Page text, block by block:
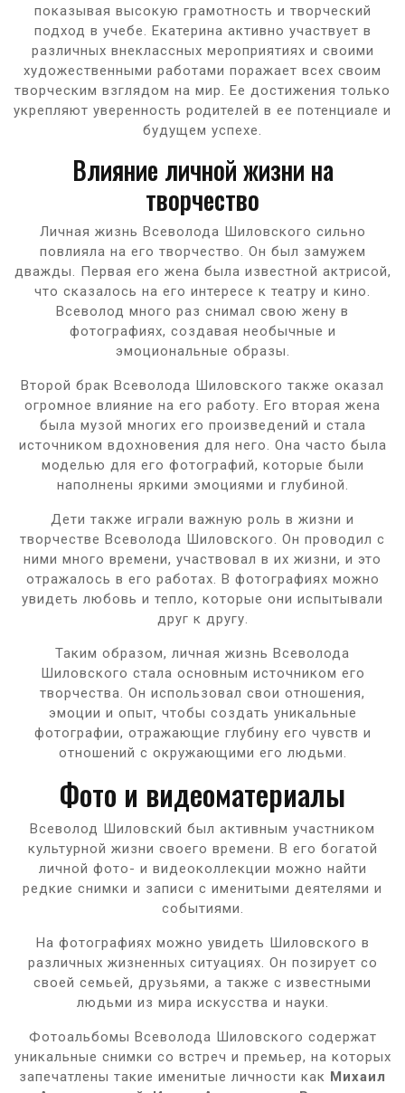
показывая высокую грамотность и творческий
подход в учебе. Екатерина активно участвует в
различных внеклассных мероприятиях и своими
художественными работами поражает всех своим
творческим взглядом на мир. Ее достижения только
укрепляют уверенность родителей в ее потенциале и
будущем успехе.
Влияние личной жизни на
творчество
Личная жизнь Всеволода Шиловского сильно
повлияла на его творчество. Он был замужем
дважды. Первая его жена была известной актрисой,
что сказалось на его интересе к театру и кино.
Всеволод много раз снимал свою жену в
фотографиях, создавая необычные и
эмоциональные образы.
Второй брак Всеволода Шиловского также оказал
огромное влияние на его работу. Его вторая жена
была музой многих его произведений и стала
источником вдохновения для него. Она часто была
моделью для его фотографий, которые были
наполнены яркими эмоциями и глубиной.
Дети также играли важную роль в жизни и
творчестве Всеволода Шиловского. Он проводил с
ними много времени, участвовал в их жизни, и это
отражалось в его работах. В фотографиях можно
увидеть любовь и тепло, которые они испытывали
друг к другу.
Таким образом, личная жизнь Всеволода
Шиловского стала основным источником его
творчества. Он использовал свои отношения,
эмоции и опыт, чтобы создать уникальные
фотографии, отражающие глубину его чувств и
отношений с окружающими его людьми.
Фото и видеоматериалы
Всеволод Шиловский был активным участником
культурной жизни своего времени. В его богатой
личной фото- и видеоколлекции можно найти
редкие снимки и записи с именитыми деятелями и
событиями.
На фотографиях можно увидеть Шиловского в
различных жизненных ситуациях. Он позирует со
своей семьей, друзьями, а также с известными
людьми из мира искусства и науки.
Фотоальбомы Всеволода Шиловского содержат
уникальные снимки со встреч и премьер, на которых
запечатлены такие именитые личности как Михаил